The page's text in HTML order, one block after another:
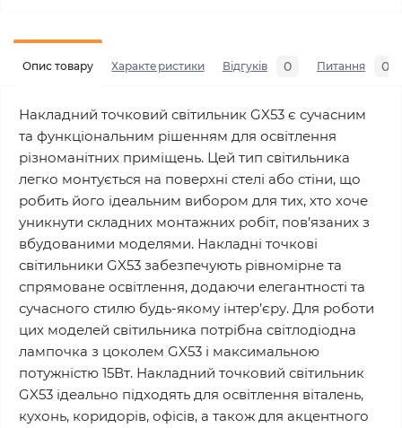
Опис товару Характеристики Відгуків 0 Питання 0
Накладний точковий світильник GX53 є сучасним
та функціональним рішенням для освітлення
різноманітних приміщень. Цей тип світильника
легко монтується на поверхні стелі або стіни, що
робить його ідеальним вибором для тих, хто хоче
уникнути складних монтажних робіт, пов’язаних з
вбудованими моделями. Накладні точкові
світильники GX53 забезпечують рівномірне та
спрямоване освітлення, додаючи елегантності та
сучасного стилю будь-якому інтер’єру. Для роботи
цих моделей світильника потрібна світлодіодна
лампочка з цоколем GX53 і максимальною
потужністю 15Вт. Накладний точковий світильник
GX53 ідеально підходять для освітлення віталень,
кухонь, коридорів, офісів, а також для акцентного